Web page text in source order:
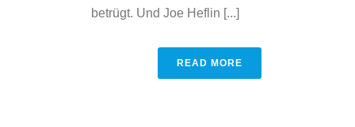
betrügt. Und Joe Heflin [...]
READ MORE